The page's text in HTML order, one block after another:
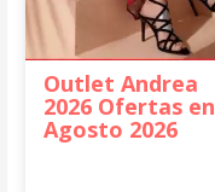
Outlet Andrea
2026 Ofertas en
Agosto 2026